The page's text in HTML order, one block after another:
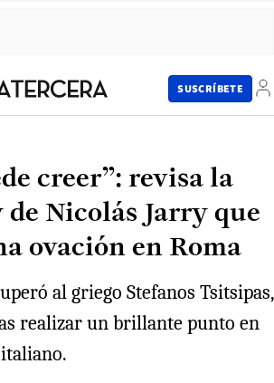
SUSCRÍBETE
creer”: revisa la
Nicolás Jarry que
ovación en Roma
al griego Stefanos Tsitsipas,
realizar un brillante punto en